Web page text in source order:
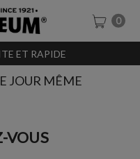
ET RAPIDE
0
JOUR MÊME
VOUS